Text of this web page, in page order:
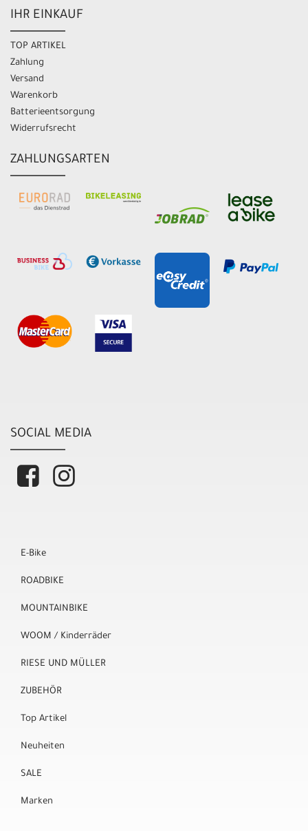
IHR EINKAUF
TOP ARTIKEL
Zahlung
Versand
Warenkorb
Batterieentsorgung
Widerrufsrecht
ZAHLUNGSARTEN
SOCIAL MEDIA
E-Bike
ROADBIKE
MOUNTAINBIKE
WOOM / Kinderräder
RIESE UND MÜLLER
ZUBEHÖR
Top Artikel
Neuheiten
SALE
Marken